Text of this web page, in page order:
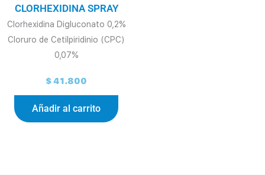
CLORHEXIDINA SPRAY
Clorhexidina Digluconato 0,2%
Cloruro de Cetilpiridinio (CPC)
0,07%
$41.800
Añadir al carrito